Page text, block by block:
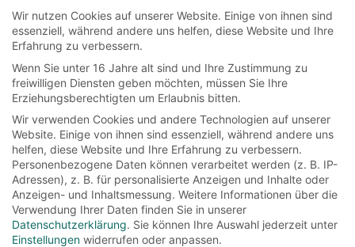
movies
Step up
HipHop meets Ballett – es geht eindeutig um
Tanz und vor allem um den Kampf, Ziele zu
erreichen....
Read More
Wir nutzen Cookies auf unserer Website. Einige von ihnen sind
essenziell, während andere uns helfen, diese Website und Ihre
Erfahrung zu verbessern.
Wenn Sie unter 16 Jahre alt sind und Ihre Zustimmung zu
freiwilligen Diensten geben möchten, müssen Sie Ihre
Erziehungsberechtigten um Erlaubnis bitten.
Wir verwenden Cookies und andere Technologien auf unserer
Website. Einige von ihnen sind essenziell, während andere uns
helfen, diese Website und Ihre Erfahrung zu verbessern.
Personenbezogene Daten können verarbeitet werden (z. B. IP-
Adressen), z. B. für personalisierte Anzeigen und Inhalte oder
Anzeigen- und Inhaltsmessung. Weitere Informationen über die
Verwendung Ihrer Daten finden Sie in unserer
Datenschutzerklärung. Sie können Ihre Auswahl jederzeit unter
Einstellungen widerrufen oder anpassen.